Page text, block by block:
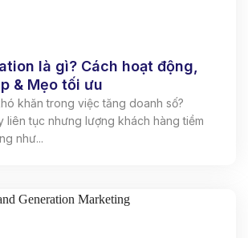
là gì? Cách hoạt động,
& Mẹo tối ưu
khăn trong việc tăng doanh số?
liên tục nhưng lượng khách hàng tiềm
như...